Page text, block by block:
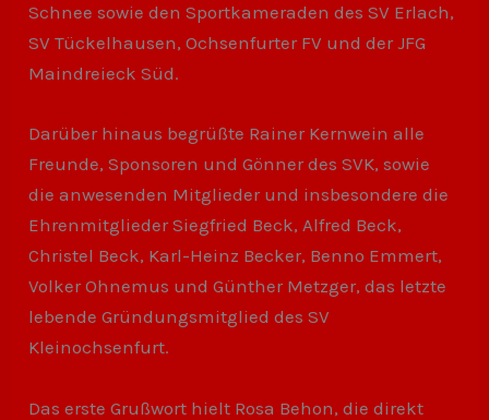
Schnee sowie den Sportkameraden des SV Erlach,
SV Tückelhausen, Ochsenfurter FV und der JFG
Maindreieck Süd.
Darüber hinaus begrüßte Rainer Kernwein alle
Freunde, Sponsoren und Gönner des SVK, sowie
die anwesenden Mitglieder und insbesondere die
Ehrenmitglieder Siegfried Beck, Alfred Beck,
Christel Beck, Karl-Heinz Becker, Benno Emmert,
Volker Ohnemus und Günther Metzger, das letzte
lebende Gründungsmitglied des SV
Kleinochsenfurt.
Das erste Grußwort hielt Rosa Behon, die direkt